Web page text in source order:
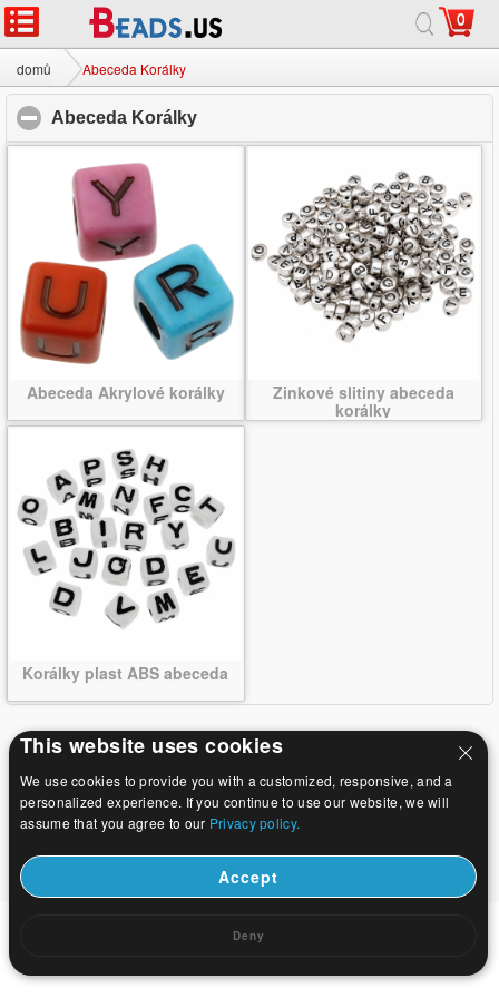
0
domů Abeceda Korálky
Abeceda Korálky
Abeceda Akrylové korálky
Zinkové slitiny abeceda
korálky
Korálky plast ABS abeceda
domů|přibližně |Kontaktujte nás
© 2026 Milky Way Šperky Ltd. Všechna práva vyhrazena.
This website uses cookies
We use cookies to provide you with a customized, responsive, and a
personalized experience. If you continue to use our website, we will
assume that you agree to our Privacy policy.
Accept
Deny